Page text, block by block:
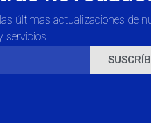
últimas actualizaciones de
servicios.